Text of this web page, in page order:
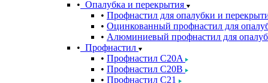
Опалубка и перекрытия
Профнастил для опалубки и
Оцинкованный профнастил для
Алюминиевый профнастил для
Профнастил
Профнастил С20A
Профнастил С20B
Профнастил С21